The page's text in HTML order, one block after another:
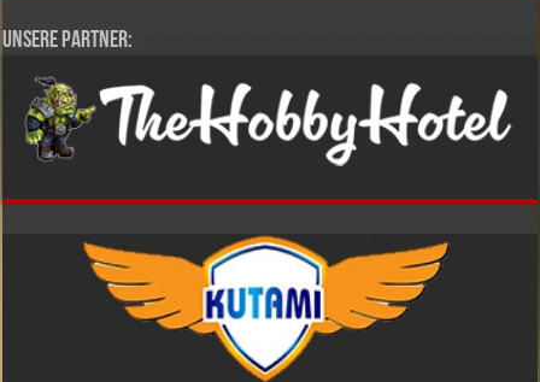
Unsere Partner: